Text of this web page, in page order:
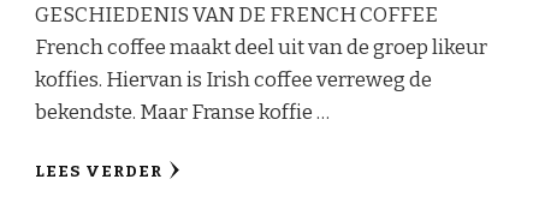
GESCHIEDENIS VAN DE FRENCH COFFEE
French coffee maakt deel uit van de groep likeur
koffies. Hiervan is Irish coffee verreweg de
bekendste. Maar Franse koffie …
LEES VERDER